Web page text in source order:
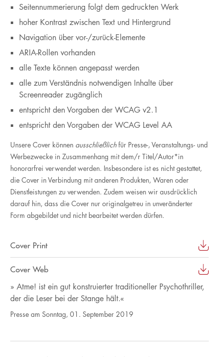
Seitennummerierung folgt dem gedruckten Werk
hoher Kontrast zwischen Text und Hintergrund
Navigation über vor-/zurück-Elemente
ARIA-Rollen vorhanden
alle Texte können angepasst werden
alle zum Verständnis notwendigen Inhalte über
Screenreader zugänglich
entspricht den Vorgaben der WCAG v2.1
entspricht den Vorgaben der WCAG Level AA
Unsere Cover können ausschließlichfür Presse-, Veranstaltungs- und
Werbezwecke in Zusammenhang mit dem/r Titel/Autor*in
honorarfrei verwendet werden. Insbesondere ist es nicht gestattet,
die Cover in Verbindung mit anderen Produkten, Waren oder
Dienstleistungen zu verwenden. Zudem weisen wir ausdrücklich
darauf hin, dass die Cover nur originalgetreu in unveränderter
Form abgebildet und nicht bearbeitet werden dürfen.
Cover Print
Cover Web
» Atme! ist ein gut konstruierter traditioneller Psychothriller,
der die Leser bei der Stange hält.«
Presse am Sonntag, 01. September 2019